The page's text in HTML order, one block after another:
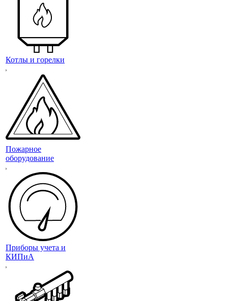
Котлы и горелки
Пожарное
оборудование
Приборы учета и
КИПиА